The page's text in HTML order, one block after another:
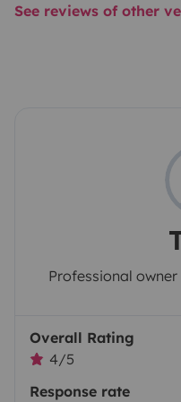
See reviews of other
Professional
Overall Rating
4/5
Response rate